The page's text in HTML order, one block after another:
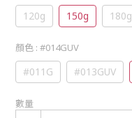
120g 150g 180g
顏色 : #014GUV
#011G #013GUV
數量